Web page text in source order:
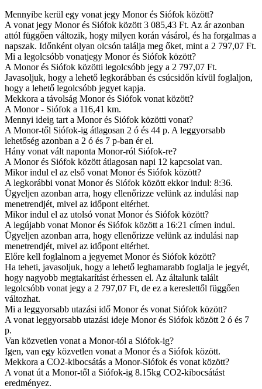
Mennyibe kerül egy vonat jegy Monor és Siófok között?
A vonat jegy Monor és Siófok között 3 085,43 Ft. Az ár azonban
attól függően változik, hogy milyen korán vásárol, és ha forgalmas a
napszak. Időnként olyan olcsón találja meg őket, mint a 2 797,07 Ft.
Mi a legolcsóbb vonatjegy Monor és Siófok között?
A Monor és Siófok közötti legolcsóbb jegy a 2 797,07 Ft.
Javasoljuk, hogy a lehető legkorábban és csúcsidőn kívül foglaljon,
hogy a lehető legolcsóbb jegyet kapja.
Mekkora a távolság Monor és Siófok vonat között?
A Monor - Siófok a 116,41 km.
Mennyi ideig tart a Monor és Siófok közötti vonat?
A Monor-től Siófok-ig átlagosan 2 ó és 44 p. A leggyorsabb
lehetőség azonban a 2 ó és 7 p-ban ér el.
Hány vonat vált naponta Monor-ról Siófok-re?
A Monor és Siófok között átlagosan napi 12 kapcsolat van.
Mikor indul el az első vonat Monor és Siófok között?
A legkorábbi vonat Monor és Siófok között ekkor indul: 8:36.
Ügyeljen azonban arra, hogy ellenőrizze velünk az indulási nap
menetrendjét, mivel az időpont eltérhet.
Mikor indul el az utolsó vonat Monor és Siófok között?
A legújabb vonat Monor és Siófok között a 16:21 címen indul.
Ügyeljen azonban arra, hogy ellenőrizze velünk az indulási nap
menetrendjét, mivel az időpont eltérhet.
Előre kell foglalnom a jegyemet Monor és Siófok között?
Ha teheti, javasoljuk, hogy a lehető leghamarabb foglalja le jegyét,
hogy nagyobb megtakarítást érhessen el. Az általunk talált
legolcsóbb vonat jegy a 2 797,07 Ft, de ez a kereslettől függően
változhat.
Mi a leggyorsabb utazási idő Monor és vonat Siófok között?
A vonat leggyorsabb utazási ideje Monor és Siófok között 2 ó és 7
p.
Van közvetlen vonat a Monor-tól a Siófok-ig?
Igen, van egy közvetlen vonat a Monor és a Siófok között.
Mekkora a CO2-kibocsátás a Monor-Siófok és vonat között?
A vonat út a Monor-től a Siófok-ig 8.15kg CO2-kibocsátást
eredményez.